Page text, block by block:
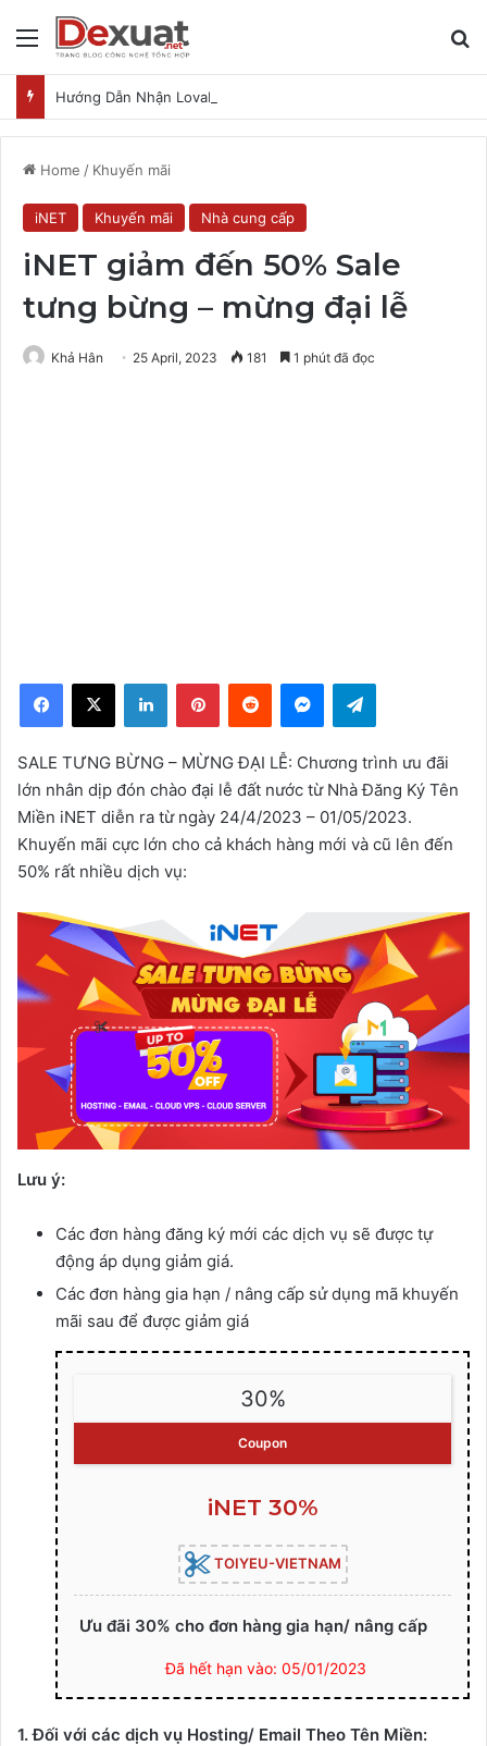
Menu
Hướng Dẫn Nhận Lovable Pro 3 Tháng Miễn Phí
Home / Khuyến mãi
iNET Khuyến mãi Nhà cung cấp
iNET giảm đến 50% Sale
tưng bừng – mừng đại lễ
Khả Hân 25 April, 2023 181 1 phút đã đọc
Facebook
X LinkedInPinterestReddit MessengerTelegram
SALE TƯNG BỪNG – MỪNG ĐẠI LỄ: Chương trình ưu đãi
lớn nhân dịp đón chào đại lễ đất nước từ Nhà Đăng Ký Tên
Miền iNET diễn ra từ ngày 24/4/2023 – 01/05/2023.
Khuyến mãi cực lớn cho cả khách hàng mới và cũ lên đến
50% rất nhiều dịch vụ:
Lưu ý:
Các đơn hàng đăng ký mới các dịch vụ sẽ được tự
động áp dụng giảm giá.
Các đơn hàng gia hạn / nâng cấp sử dụng mã khuyến
mãi sau để được giảm giá
30%
Coupon
iNET 30%
TOIYEU-VIETNAM
Ưu đãi 30% cho đơn hàng gia hạn/ nâng cấp
Đã hết hạn vào: 05/01/2023
1. Đối với các dịch vụ Hosting/ Email Theo Tên Miền: